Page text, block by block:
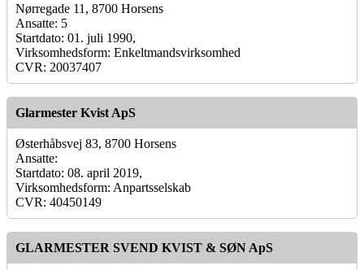
Nørregade 11, 8700 Horsens
Ansatte: 5
Startdato: 01. juli 1990,
Virksomhedsform: Enkeltmandsvirksomhed
CVR: 20037407
Glarmester Kvist ApS
Østerhåbsvej 83, 8700 Horsens
Ansatte:
Startdato: 08. april 2019,
Virksomhedsform: Anpartsselskab
CVR: 40450149
GLARMESTER SVEND KVIST & SØN ApS